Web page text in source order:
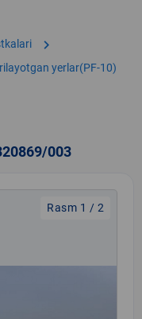
chevron_right
yerlar(PF-10)
003
Rasm 1 / 2